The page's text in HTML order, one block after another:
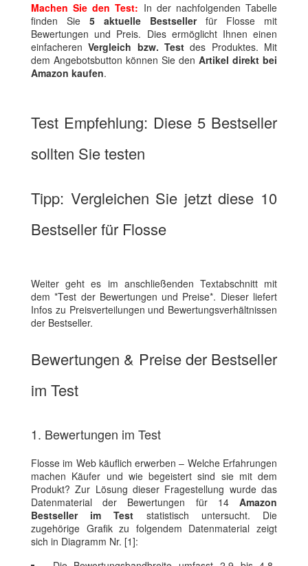
Machen Sie den Test: In der nachfolgenden Tabelle
finden Sie 5 aktuelle Bestsellerfür Flosse mit
Bewertungen und Preis. Dies ermöglicht Ihnen einen
einfacherenVergleich bzw. Test des Produktes. Mit
dem Angebotsbutton können Sie den Artikel direkt bei
Amazon kaufen.
Test Empfehlung: Diese 5 Bestseller
sollten Sie testen
Tipp: Vergleichen Sie jetzt diese 10
Bestseller für Flosse
Weiter geht es im anschließenden Textabschnitt mit
dem *Test der Bewertungen und Preise*. Dieser liefert
Infos zu Preisverteilungen und Bewertungsverhältnissen
der Bestseller.
Bewertungen & Preise der Bestseller
im Test
1. Bewertungen im Test
Flosse im Web käuflich erwerben – Welche Erfahrungen
machen Käufer und wie begeistert sind sie mit dem
Produkt? Zur Lösung dieser Fragestellung wurde das
Datenmaterial der Bewertungen für 14 Amazon
Bestseller im Test statistisch untersucht. Die
zugehörige Grafik zu folgendem Datenmaterial zeigt
sich in Diagramm Nr. [1]: